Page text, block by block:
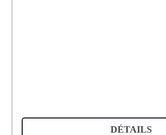
DÉTAILS